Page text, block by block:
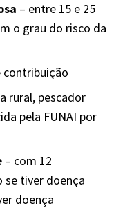
– entre 15 e 25
o grau do risco da
contribuição
rural, pescador
pela FUNAI por
– com 12
se tiver doença
doença